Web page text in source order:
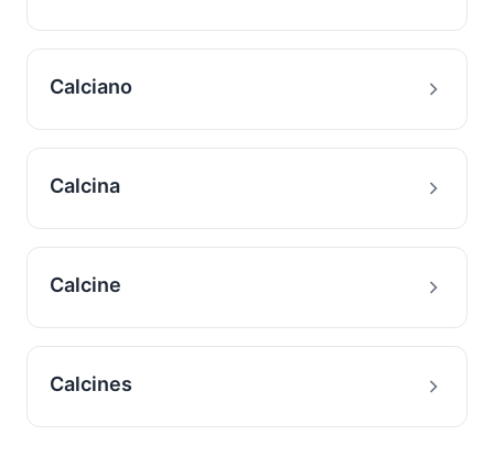
Calciano
Calcina
Calcine
Calcines